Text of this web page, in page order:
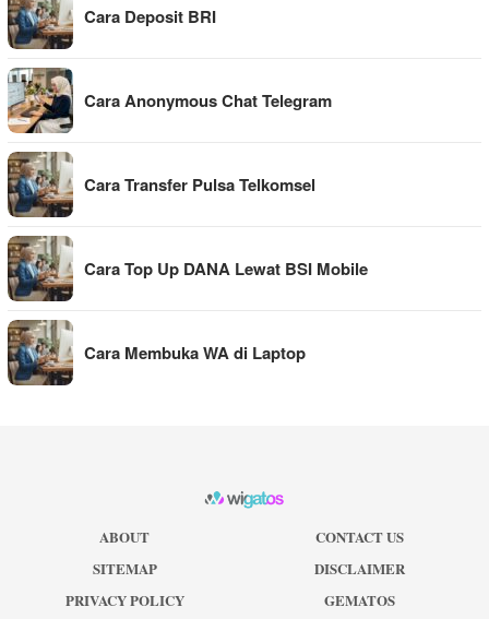
Cara Deposit BRI
Cara Anonymous Chat Telegram
Cara Transfer Pulsa Telkomsel
Cara Top Up DANA Lewat BSI Mobile
Cara Membuka WA di Laptop
ABOUT
CONTACT US
SITEMAP
DISCLAIMER
PRIVACY POLICY
GEMATOS